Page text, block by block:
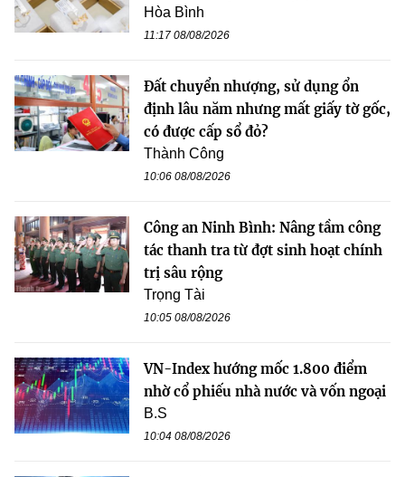
Hòa Bình
11:17 08/08/2026
Đất chuyển nhượng, sử dụng ổn
định lâu năm nhưng mất giấy tờ gốc,
có được cấp sổ đỏ?
Thành Công
10:06 08/08/2026
Công an Ninh Bình: Nâng tầm công
tác thanh tra từ đợt sinh hoạt chính
trị sâu rộng
Trọng Tài
10:05 08/08/2026
VN-Index hướng mốc 1.800 điểm
nhờ cổ phiếu nhà nước và vốn ngoại
B.S
10:04 08/08/2026